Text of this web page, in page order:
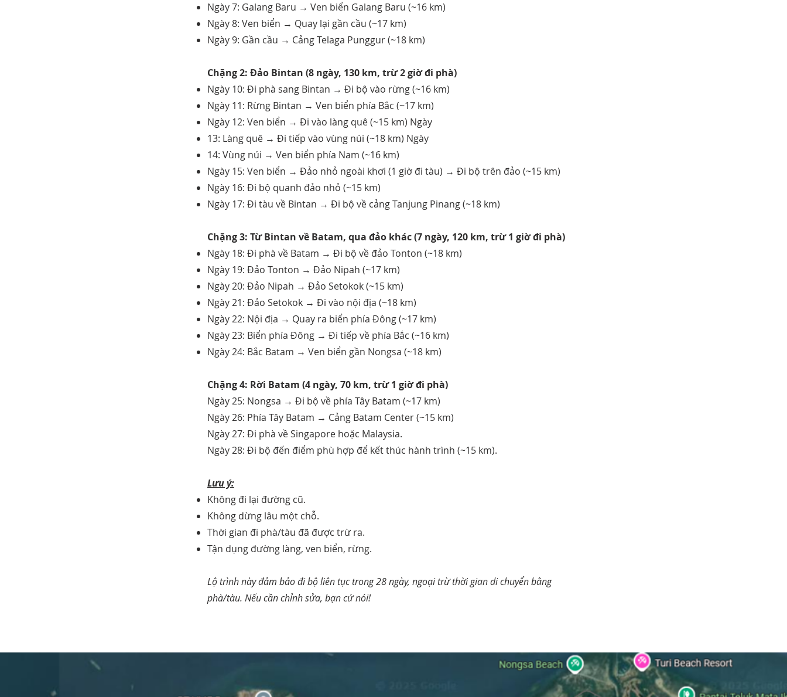
Ngày 7: Galang Baru → Ven biển Galang Baru (~16 km)
Ngày 8: Ven biển → Quay lại gần cầu (~17 km)
Ngày 9: Gần cầu → Cảng Telaga Punggur (~18 km)
Chặng 2: Đảo Bintan (8 ngày, 130 km, trừ 2 giờ đi phà)
Ngày 10: Đi phà sang Bintan → Đi bộ vào rừng (~16 km)
Ngày 11: Rừng Bintan → Ven biển phía Bắc (~17 km)
Ngày 12: Ven biển → Đi vào làng quê (~15 km) Ngày
13: Làng quê → Đi tiếp vào vùng núi (~18 km) Ngày
14: Vùng núi → Ven biển phía Nam (~16 km)
Ngày 15: Ven biển → Đảo nhỏ ngoài khơi (1 giờ đi tàu) → Đi bộ trên đảo (~15 km)
Ngày 16: Đi bộ quanh đảo nhỏ (~15 km)
Ngày 17: Đi tàu về Bintan → Đi bộ về cảng Tanjung Pinang (~18 km)
Chặng 3: Từ Bintan về Batam, qua đảo khác (7 ngày, 120 km, trừ 1 giờ đi phà)
Ngày 18: Đi phà về Batam → Đi bộ về đảo Tonton (~18 km)
Ngày 19: Đảo Tonton → Đảo Nipah (~17 km)
Ngày 20: Đảo Nipah → Đảo Setokok (~15 km)
Ngày 21: Đảo Setokok → Đi vào nội địa (~18 km)
Ngày 22: Nội địa → Quay ra biển phía Đông (~17 km)
Ngày 23: Biển phía Đông → Đi tiếp về phía Bắc (~16 km)
Ngày 24: Bắc Batam → Ven biển gần Nongsa (~18 km)​
Chặng 4: Rời Batam (4 ngày, 70 km, trừ 1 giờ đi phà)
Ngày 25: Nongsa → Đi bộ về phía Tây Batam (~17 km)
Ngày 26: Phía Tây Batam → Cảng Batam Center (~15 km)
Ngày 27: Đi phà về Singapore hoặc Malaysia.
Ngày 28: Đi bộ đến điểm phù hợp để kết thúc hành trình (~15 km).
Lưu ý:
Không đi lại đường cũ.
Không dừng lâu một chỗ.
Thời gian đi phà/tàu đã được trừ ra.
Tận dụng đường làng, ven biển, rừng.
Lộ trình này đảm bảo đi bộ liên tục trong 28 ngày, ngoại trừ thời gian di chuyển bằng
phà/tàu. Nếu cần chỉnh sửa, bạn cứ nói!